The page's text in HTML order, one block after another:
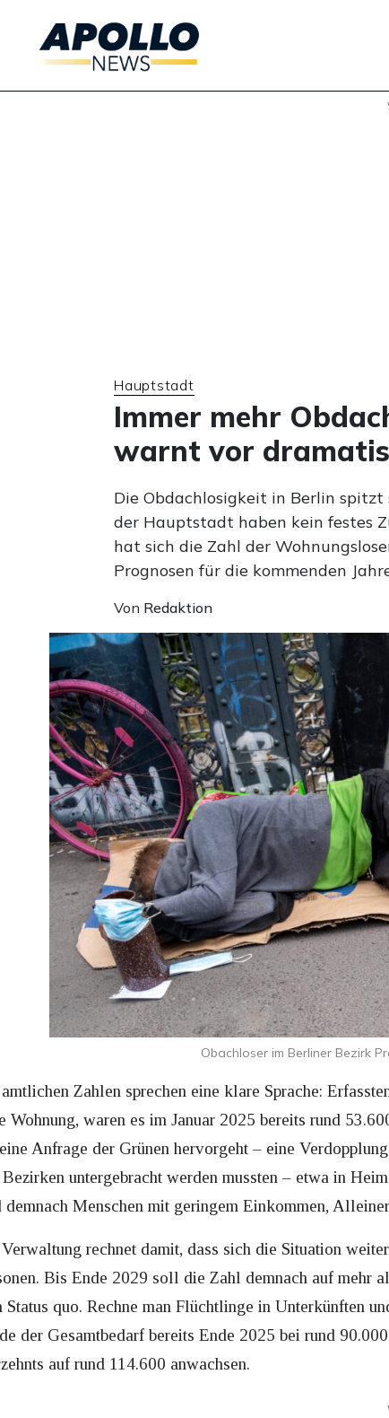
Hauptstadt
Immer mehr
warnt vor
Die Obdachlosigkeit in Berlin
der Hauptstadt haben kein festes
hat sich die Zahl der
Prognosen für die kommenden
Von Redaktion
Obachloser im Berliner Bezirk
Zahlen sprechen eine klare Sprache:
Wohnung, waren es im Januar 2025 bereits rund
Anfrage der Grünen hervorgeht – eine
Bezirken untergebracht werden mussten – etwa in
demnach Menschen mit geringem Einkommen,
rechnet damit, dass sich die Situation
Bis Ende 2029 soll die Zahl demnach auf mehr
Status quo. Rechne man Flüchtlinge in Unterkünften
der Gesamtbedarf bereits Ende 2025 bei rund
auf rund 114.600 anwachsen.